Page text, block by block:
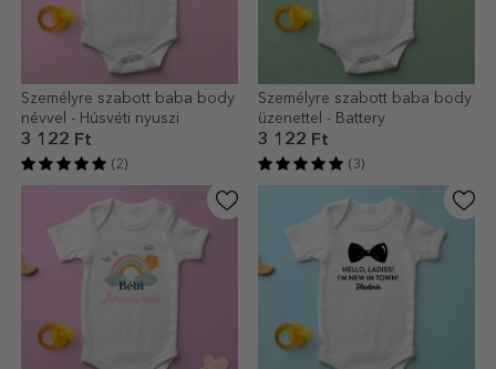
Személyre szabott baba body
névvel - Húsvéti nyuszi
3 122 Ft
(2)
Személyre szabott baba body
üzenettel - Battery
3 122 Ft
(3)